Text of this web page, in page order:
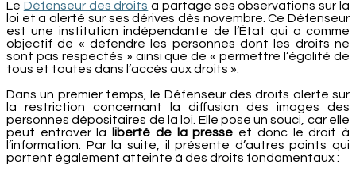
Le Défenseur des droits a partagé ses observations sur la
loi et a alerté sur ses dérives dès novembre. Ce Défenseur
est une institution indépendante de l’État qui a comme
objectif de « défendre les personnes dont les droits ne
sont pas respectés » ainsi que de « permettre l’égalité de
tous et toutes dans l’accès aux droits ».
Dans un premier temps, le Défenseur des droits alerte sur
la restriction concernant la diffusion des images des
personnes dépositaires de la loi. Elle pose un souci, car elle
peut entraver la
liberté de la presse et donc le droit à
l’information. Par la suite, il présente d’autres points qui
portent également atteinte à des droits fondamentaux :